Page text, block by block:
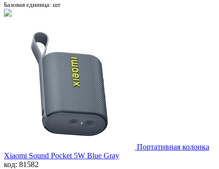
Базовая единица: шт
Портативная колонка
Xiaomi Sound Pocket 5W Blue Gray
код: 81582